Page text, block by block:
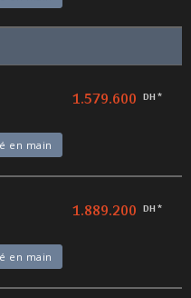
1.579.600 DH *
en main
1.889.200 DH *
en main